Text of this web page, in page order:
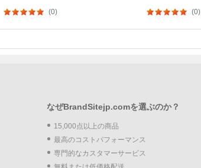
(0) (0)
なぜBrandSitejp.comを選ぶのか？
15,000点以上の商品
最高のコストパフォーマンス
専門的なカスタマーサービス